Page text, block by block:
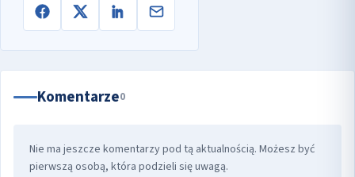
Komentarze0
Nie ma jeszcze komentarzy pod tą aktualnością. Możesz być
pierwszą osobą, która podzieli się uwagą.